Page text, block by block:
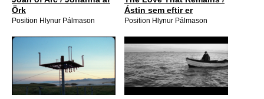
Örk
Position Hlynur Pálmason
Ástin sem eftir er
Position Hlynur Pálmason